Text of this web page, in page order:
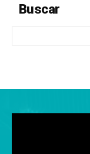
Buscar